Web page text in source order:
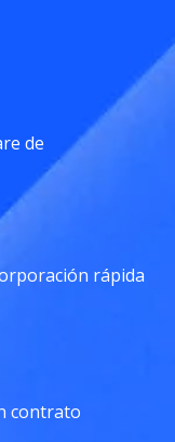
de
rápida
contrato